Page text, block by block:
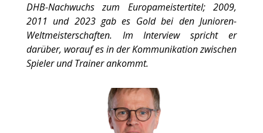
DHB-Nachwuchs zum Europameistertitel; 2009,
2011 und 2023 gab es Gold bei den Junioren-
Weltmeisterschaften. Im Interview spricht er
darüber, worauf es in der Kommunikation zwischen
Spieler und Trainer ankommt.